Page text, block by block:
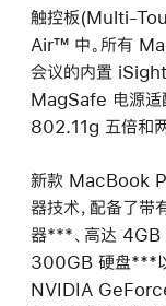
触控板(Multi-
Air™ 中。所有
会议的内置 iSight
MagSafe 电源适
802.11g 五倍和
新款 MacBook
器技术，配备了
器***、高达
300GB 硬盘***
NVIDIA